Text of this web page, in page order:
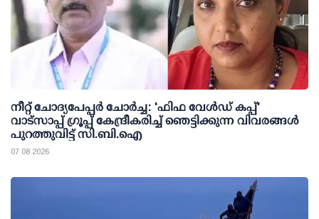
നീറ്റ് ചോദ്യപേപ്പര്‍ ചോര്‍ച്ച: 'ഫിഫ വേള്‍ഡ് കപ്പ്'
വാട്സാപ്പ് ഗ്രൂപ്പ് കേന്ദ്രീകരിച്ച് ഞെട്ടിക്കുന്ന വിവരങ്ങള്‍
പുറത്തുവിട്ട് സി.ബി.ഐ
07 08 2026